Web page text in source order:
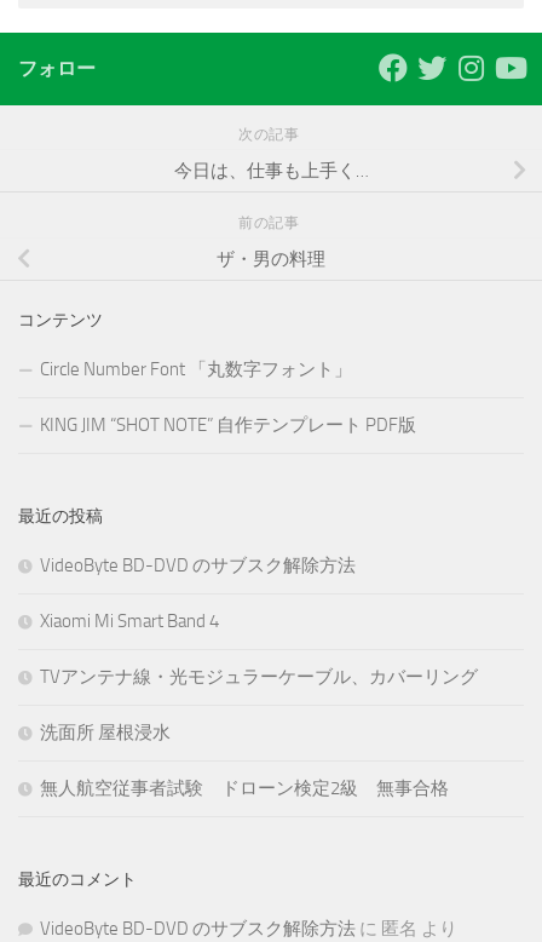
フォロー
次の記事
今日は、仕事も上手く…
前の記事
ザ・男の料理
コンテンツ
Circle Number Font 「丸数字フォント」
KING JIM “SHOT NOTE” 自作テンプレート PDF版
最近の投稿
VideoByte BD-DVD のサブスク解除方法
Xiaomi Mi Smart Band 4
TVアンテナ線・光モジュラーケーブル、カバーリング
洗面所 屋根浸水
無人航空従事者試験 ドローン検定2級 無事合格
最近のコメント
VideoByte BD-DVD のサブスク解除方法 に 匿名 より